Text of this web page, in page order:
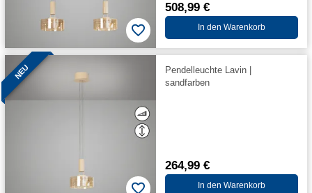
508,99 €
In den Warenkorb
NEU
Pendelleuchte Lavin |
sandfarben
264,99 €
In den Warenkorb